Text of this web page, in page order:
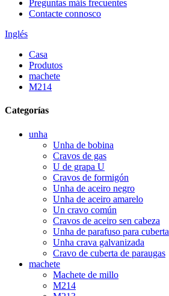
Preguntas máis frecuentes
Contacte connosco
Inglés
Casa
Produtos
machete
M214
Categorías
unha
Unha de bobina
Cravos de gas
U de grapa U
Cravos de formigón
Unha de aceiro negro
Unha de aceiro amarelo
Un cravo común
Cravos de aceiro sen cabeza
Unha de parafuso para cuberta
Unha crava galvanizada
Cravo de cuberta de paraugas
machete
Machete de millo
M214